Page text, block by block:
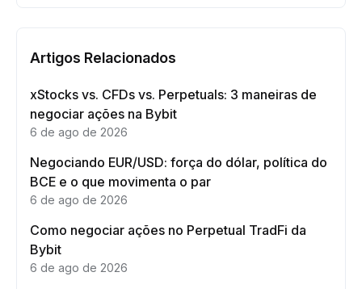
Artigos Relacionados
xStocks vs. CFDs vs. Perpetuals: 3 maneiras de
negociar ações na Bybit
6 de ago de 2026
Negociando EUR/USD: força do dólar, política do
BCE e o que movimenta o par
6 de ago de 2026
Como negociar ações no Perpetual TradFi da
Bybit
6 de ago de 2026